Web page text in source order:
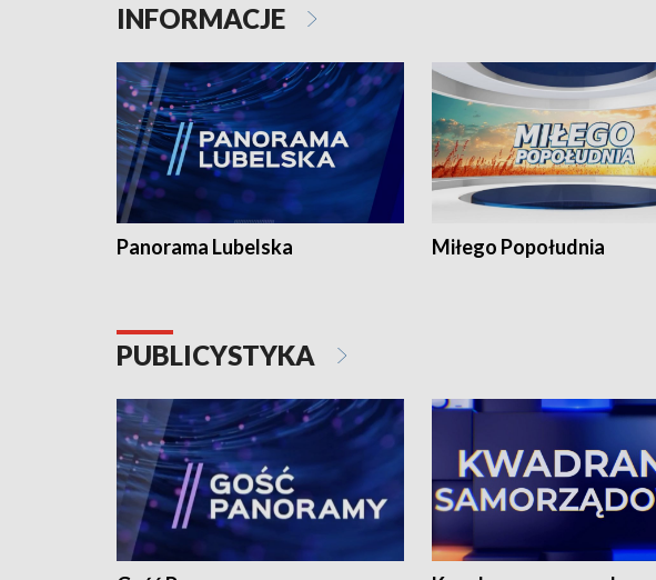
INFORMACJE
Panorama Lubelska Miłego Popołudnia
PUBLICYSTYKA